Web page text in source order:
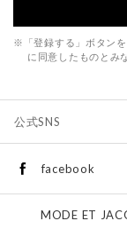
※「登録する」ボタンを
に同意したものとみ
公式SNS
facebook
MODE ET